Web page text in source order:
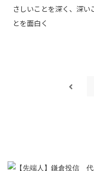
さしいことを深く、深い
とを面白く